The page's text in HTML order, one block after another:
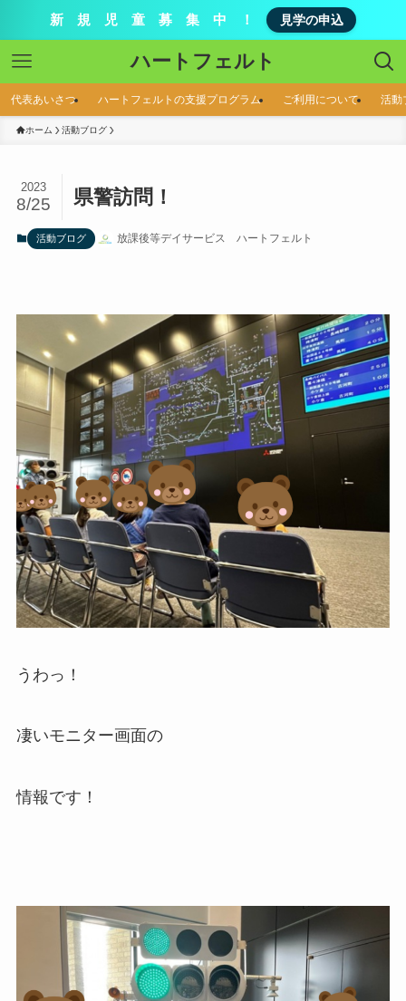
新 規 児 童 募 集 中 ！ 見学の申込
ハートフェルト
代表あいさつ ハートフェルトの支援プログラム ご利用について 活動
ホーム 活動ブログ
県警訪問！
2023
8/25
活動ブログ 放課後等デイサービス ハートフェルト
うわっ！
凄いモニター画面の
情報です！